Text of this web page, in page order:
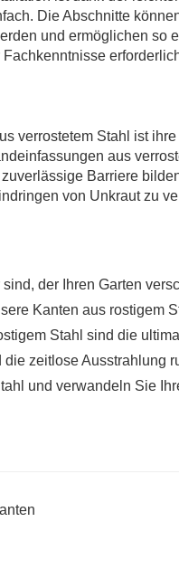
Die Abschnitte
und ermöglichen so
verrostetem Stahl ist
aus
Barriere
von Unkraut zu
der Ihren Garten
Kanten aus rostigem
Stahl sind die
zeitlose Ausstrahlung
und verwandeln Sie